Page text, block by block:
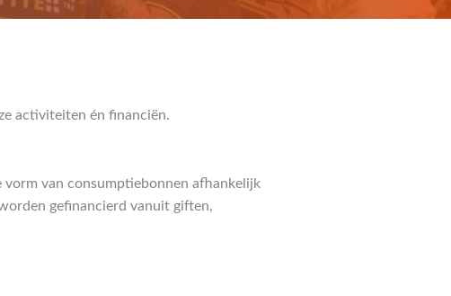
activiteiten én financiën.
vorm van consumptiebonnen afhankelijk
gefinancierd vanuit giften,